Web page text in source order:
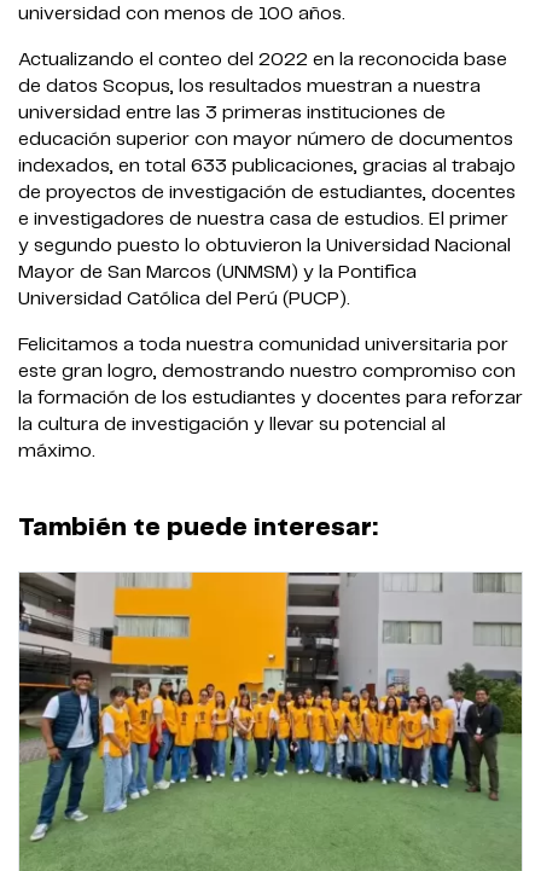
universidad con menos de 100 años.
Actualizando el conteo del 2022 en la reconocida base
de datos Scopus, los resultados muestran a nuestra
universidad entre las 3 primeras instituciones de
educación superior con mayor número de documentos
indexados, en total 633 publicaciones, gracias al trabajo
de proyectos de investigación de estudiantes, docentes
e investigadores de nuestra casa de estudios. El primer
y segundo puesto lo obtuvieron la Universidad Nacional
Mayor de San Marcos (UNMSM) y la Pontifica
Universidad Católica del Perú (PUCP).
Felicitamos a toda nuestra comunidad universitaria por
este gran logro, demostrando nuestro compromiso con
la formación de los estudiantes y docentes para reforzar
la cultura de investigación y llevar su potencial al
máximo.
También te puede interesar: